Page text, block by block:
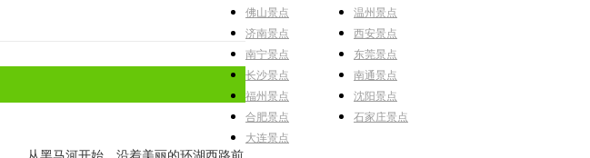
从黑马河开始，沿着美丽的环湖西路前
佛山景点
温州景点
济南景点
西安景点
南宁景点
东莞景点
长沙景点
南通景点
福州景点
沈阳景点
合肥景点
石家庄景点
大连景点